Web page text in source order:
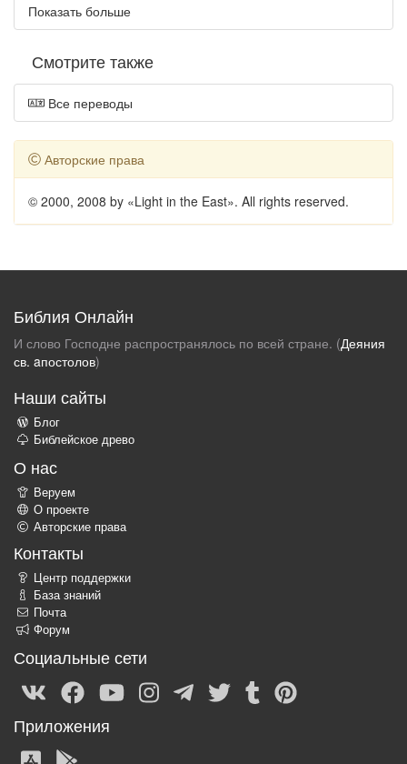
Показать больше
Смотрите также
Все переводы
Авторские права
© 2000, 2008 by «Light in the East». All rights reserved.
Библия Онлайн
И слово Господне распространялось по всей стране. (Деяния
св. aпостолов)
Наши сайты
Блог
Библейское древо
О нас
Веруем
О проекте
Авторские права
Контакты
Центр поддержки
База знаний
Почта
Форум
Социальные сети
Приложения